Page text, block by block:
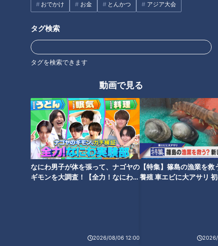
おでかけ お金 とんかつ アジア大会
タグ検索
タグを検索できます
動画で見る
なにわ男子が体を張って、ナゴヤの
ギモンを大調査！【全力！なにわ実
2026/08/06 12:00
【特集】篠島の漁業を救
養殖 車エビに大アサリ
私たちが食事をする時、脳では「食べたい！」という“欲
求”と、「美味しい」と感じる“満足”が、互いにバランスを取
っているおかげで、必要な分だけの食べ物を摂取できていま
す。しかし、食べる事が大好きな人は脳が食べ物に過剰に反応
してしまい、食べたい“欲求”が高まる一方で、食べた“満足”は
てしまい負のスパイラルに陥ってしまいます。これがデブ脳の
正体です。
デブ脳をヤセ脳に変えるテクニック
・食事中にお箸を置く
食事中にお箸を置くと、食事のスピードが緩やかになり噛む回
どうしてもお菓子を食べたくなったら、お菓子の袋の匂いかぎ